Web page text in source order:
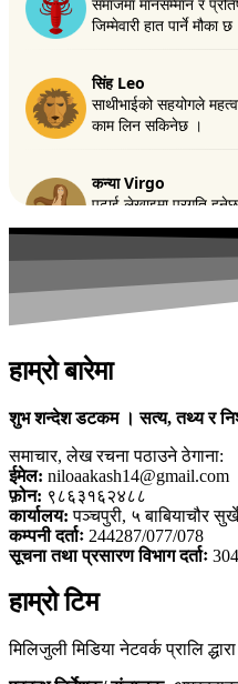
हाम्रो बारेमा
शुभ शन्देश डटकम । सत्य, तथ्य र
समाचार, लेख रचना पठाउने ठेगाना:
ईमेल: niloaakash14@gmail.com
फ़ोन: ९८६३१६२४८८
कार्यालय: पञ्चपुरी, ५ बाबियाचौर
कम्पनी दर्ताः 244287/077/078
सूचना तथा प्रसारण विभाग दर्ताः
हाम्रो टिम
मिलिजुली मिडिया नेटवर्क प्रालि